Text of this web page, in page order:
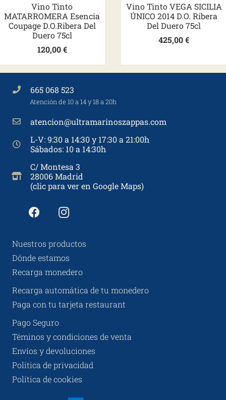
Vino Tinto
MATARROMERA Esencia
Coupage D.O.Ribera Del
Duero 75cl
120,00€
Vino Tinto VEGA SICILIA
ÚNICO 2014 D.O. Ribera
Del Duero 75cl
425,00€
665 068 523
Atención de 10 a 14 y 18 a 20h
atencion@ultramarinoszappas.com
L-V: 9:30 a 14:30 y 17:30 a 21:00h
Sábados: 10 a 14:30h
C/ Montesa 3
28006 Madrid
(clic para ver en Google Maps)
Nuestros productos
Dónde estamos
Recarga monedero
Recarga automática de tu monedero
Paga con tu tarjeta restaurant
Pago Seguro
Téminos y condiciones de venta
Envíos y devoluciones
Política de privacidad
Política de cookies